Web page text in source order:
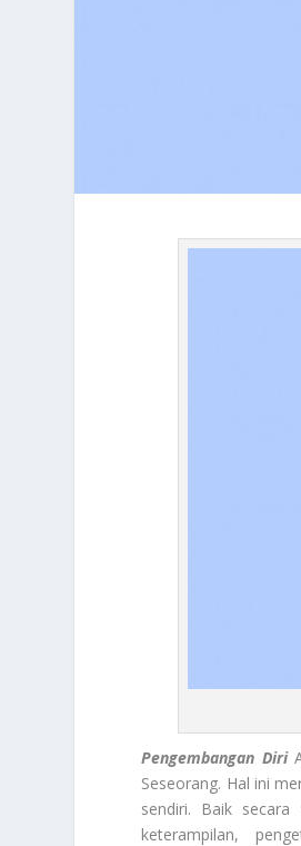
Pengembangan Diri
Seseorang. Hal ini
sendiri. Baik secara
keterampilan,